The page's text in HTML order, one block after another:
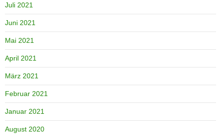
Juli 2021
Juni 2021
Mai 2021
April 2021
März 2021
Februar 2021
Januar 2021
August 2020